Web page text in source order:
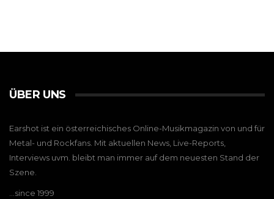
ÜBER UNS
Earshot ist ein österreichisches Online-Musikmagazin von und für
Metal- und Rockfans. Mit aktuellen News, Live-Reports,
Interviews uvm. bleibt man immer auf dem neuesten Stand der
Szene.
…since 1999